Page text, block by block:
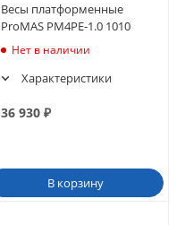
Весы платформенные
ProMAS PM4PE-1.0 1010
Нет в наличии
Характеристики
36 930₽
В корзину